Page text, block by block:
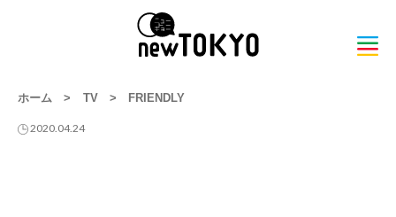
ホーム > TV > FRIENDLY
2020.04.24